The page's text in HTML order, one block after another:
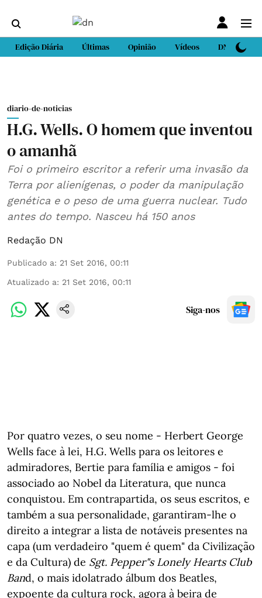
Edição Diária Últimas Opinião Vídeos DN Sport
diario-de-noticias
H.G. Wells. O homem que inventou
o amanhã
Foi o primeiro escritor a referir uma invasão da
Terra por alienígenas, o poder da manipulação
genética e o peso de uma guerra nuclear. Tudo
antes do tempo. Nasceu há 150 anos
Redação DN
Publicado a: 21 Set 2016, 00:11
Atualizado a: 21 Set 2016, 00:11
Siga-nos
Por quatro vezes, o seu nome - Herbert George
Wells face à lei, H.G. Wells para os leitores e
admiradores, Bertie para família e amigos - foi
associado ao Nobel da Literatura, que nunca
conquistou. Em contrapartida, os seus escritos, e
também a sua personalidade, garantiram-lhe o
direito a integrar a lista de notáveis presentes na
capa (um verdadeiro "quem é quem" da Civilização
e da Cultura) de Sgt. Pepper"s Lonely Hearts Club
Band, o mais idolatrado álbum dos Beatles,
expoente da cultura rock, agora à beira de